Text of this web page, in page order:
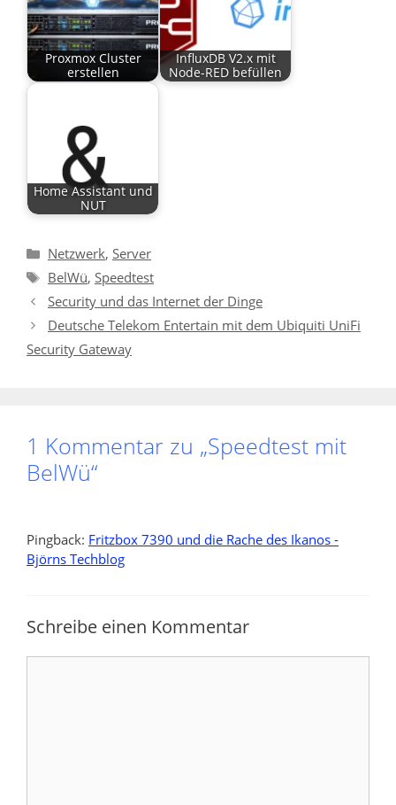
Proxmox Cluster
erstellen
InfluxDB V2.x mit
Node-RED befüllen
Home Assistant und
NUT
Kategorien
Netzwerk, Server
Schlagwörter
BelWü, Speedtest
Security und das Internet der Dinge
Deutsche Telekom Entertain mit dem Ubiquiti UniFi
Security Gateway
1 Kommentar zu „Speedtest mit
BelWü“
Pingback: Fritzbox 7390 und die Rache des Ikanos -
Björns Techblog
Schreibe einen Kommentar